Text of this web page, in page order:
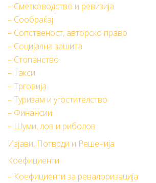
– Сметководство и ревизија
– Сообраќај
– Сопственост, авторско право
– Социјална зашита
– Стопанство
– Такси
– Трговија
– Туризам и угостителство
– Финансии
– Шуми, лов и риболов
Изјави, Потврди и Решенија
Коефициенти
– Коефициенти за ревалоризација